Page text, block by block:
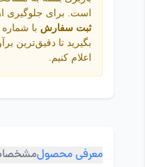
است. برای جلوگیری از
ثبت سفارش با شماره
بگیرید تا دقیق‌ترین
اعلام کنیم.
معرفی محصول